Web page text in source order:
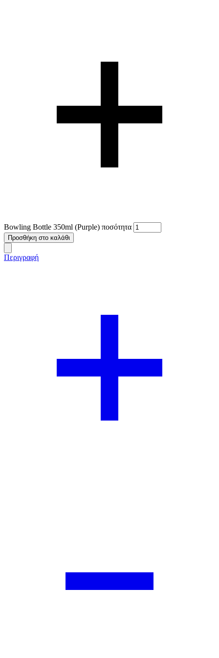
Bowling Bottle 350ml (Purple) ποσότητα
Προσθήκη στο καλάθι
Περιγραφή